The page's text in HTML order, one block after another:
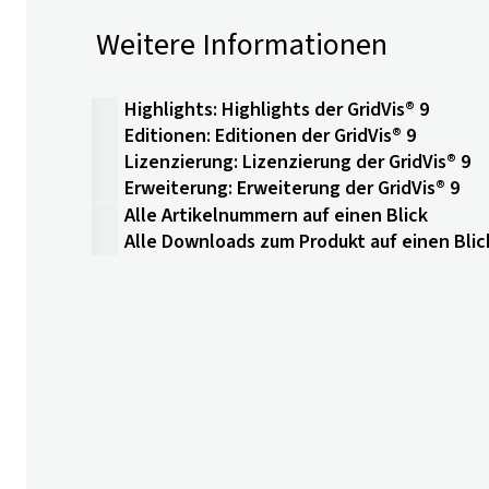
Weitere Informationen
Highlights: Highlights der GridVis® 9
Editionen: Editionen der GridVis® 9
Lizenzierung: Lizenzierung der GridVis® 9
Erweiterung: Erweiterung der GridVis® 9
Alle Artikelnummern auf einen Blick
Alle Downloads zum Produkt auf einen